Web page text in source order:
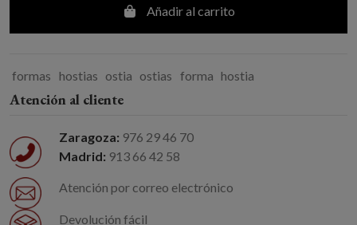
Añadir al carrito
formas hostias ostia ostias forma hostia
Atención al cliente
Zaragoza: 976 29 46 70
Madrid: 913 66 42 58
Atención por correo electrónico
Devolución fácil